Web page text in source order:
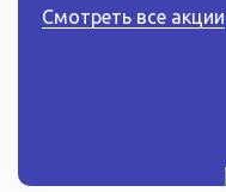
Смотреть все акции